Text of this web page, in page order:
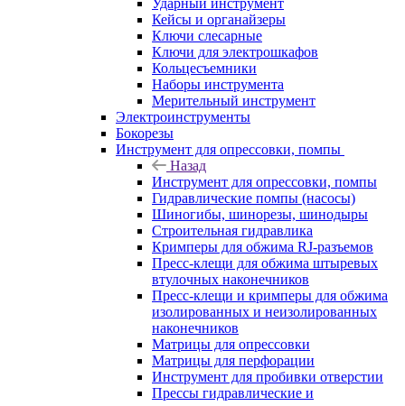
Ударный инструмент
Кейсы и органайзеры
Ключи слесарные
Ключи для электрошкафов
Кольцесъемники
Наборы инструмента
Мерительный инструмент
Электроинструменты
Бокорезы
Инструмент для опрессовки, помпы
Назад
Инструмент для опрессовки, помпы
Гидравлические помпы (насосы)
Шиногибы, шинорезы, шинодыры
Строительная гидравлика
Кримперы для обжима RJ-разъемов
Пресс-клещи для обжима штыревых
втулочных наконечников
Пресс-клещи и кримперы для обжима
изолированных и неизолированных
наконечников
Матрицы для опрессовки
Матрицы для перфорации
Инструмент для пробивки отверстии
Прессы гидравлические и